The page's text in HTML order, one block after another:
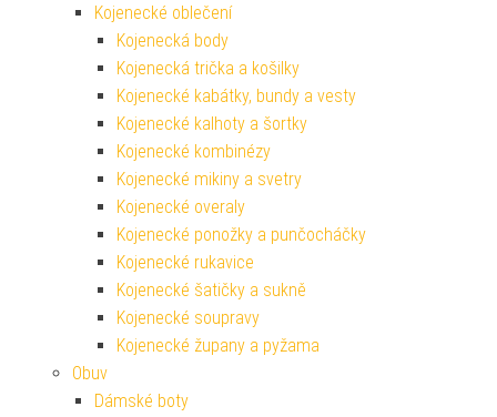
Kojenecké oblečení
Kojenecká body
Kojenecká trička a košilky
Kojenecké kabátky, bundy a vesty
Kojenecké kalhoty a šortky
Kojenecké kombinézy
Kojenecké mikiny a svetry
Kojenecké overaly
Kojenecké ponožky a punčocháčky
Kojenecké rukavice
Kojenecké šatičky a sukně
Kojenecké soupravy
Kojenecké župany a pyžama
Obuv
Dámské boty